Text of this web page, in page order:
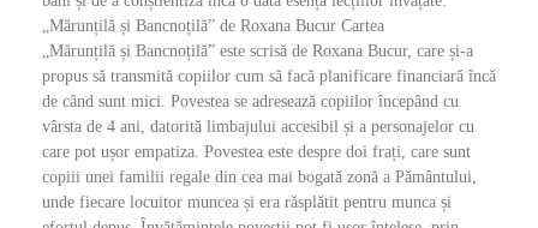
„Mărunțilă și Bancnoțilă” de Roxana Bucur Cartea
„Mărunțilă și Bancnoțilă” este scrisă de Roxana Bucur, care și-a
propus să transmită copiilor cum să facă planificare financiară încă
de când sunt mici. Povestea se adresează copiilor începând cu
vârsta de 4 ani, datorită limbajului accesibil și a personajelor cu
care pot ușor empatiza. Povestea este despre doi frați, care sunt
copiii unei familii regale din cea mai bogată zonă a Pământului,
unde fiecare locuitor muncea și era răsplătit pentru munca și